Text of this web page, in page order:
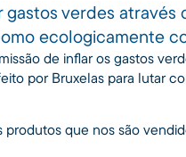
verdes através
ecologicamente
de inflar os gastos
por Bruxelas para lutar
que nos são